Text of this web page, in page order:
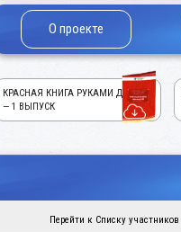
О проекте
КРАСНАЯ КНИГА РУКАМИ ДЕТЕЙ!
— 1 ВЫПУСК
Перейти к Списку участников